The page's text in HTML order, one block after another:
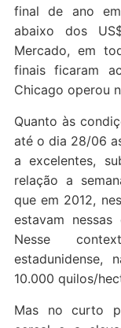
final de ano
abaixo dos
Mercado, em
finais ficaram
Chicago operou
Quanto às
até o dia 28/06
a excelentes,
relação a
que em 2012,
estavam
Nesse
estadunidense,
10.000 quilos/
Mas no curto